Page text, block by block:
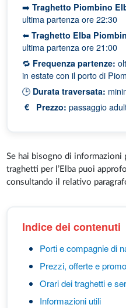
➡️Traghetto Piombino
ultima partenza ore 22:30
⬅️Traghetto Elba
ultima partenza ore 21:00
🔁 Frequenza partenze:
in estate con il porto di
🕒 Durata traversata:
€ Prezzo: passaggio
Se hai bisogno di informazioni
traghetti per l’Elba puoi
consultando il relativo
Indice dei contenuti
Porti e compagnie di
Prezzi, offerte e
Orari dei traghetti e
Informazioni utili